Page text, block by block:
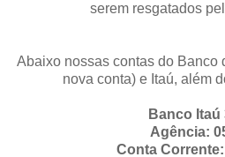
serem resgatados
Abaixo nossas contas do Banco
nova conta) e Itaú, além
Banco Itaú
Agência:
Conta Corrente: